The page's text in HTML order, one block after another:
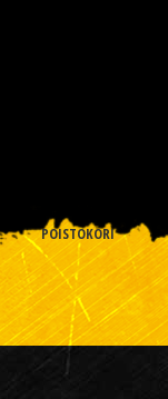
POISTOKORI